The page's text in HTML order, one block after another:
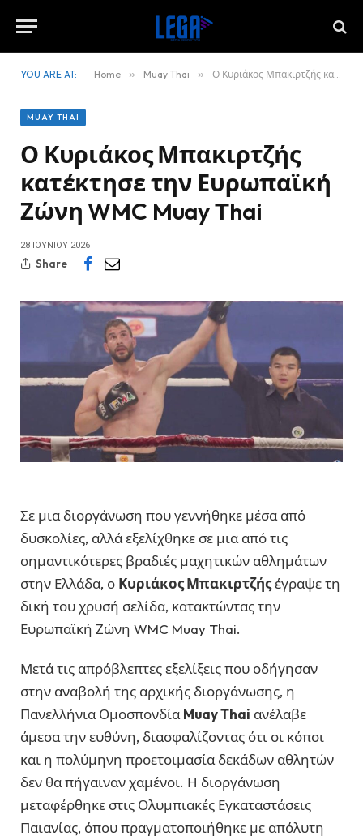
YOU ARE AT: Home » Muay Thai » Ο Κυριάκος Μπακιρτζής κατέκτησε την Ευρωπαϊκή Ζώνη WMC Muay Thai
MUAY THAI
Ο Κυριάκος Μπακιρτζής
κατέκτησε την Ευρωπαϊκή
Ζώνη WMC Muay Thai
28 ΙΟΥΝΊΟΥ 2026
Share
Σε μια διοργάνωση που γεννήθηκε μέσα από
δυσκολίες, αλλά εξελίχθηκε σε μια από τις
σημαντικότερες βραδιές μαχητικών αθλημάτων
στην Ελλάδα, ο Κυριάκος Μπακιρτζήςέγραψε τη
δική του χρυσή σελίδα, κατακτώντας την
Ευρωπαϊκή Ζώνη WMC Muay Thai.
Μετά τις απρόβλεπτες εξελίξεις που οδήγησαν
στην αναβολή της αρχικής διοργάνωσης, η
Πανελλήνια Ομοσπονδία Muay Thai ανέλαβε
άμεσα την ευθύνη, διασφαλίζοντας ότι οι κόποι
και η πολύμηνη προετοιμασία δεκάδων αθλητών
δεν θα πήγαιναν χαμένοι. Η διοργάνωση
μεταφέρθηκε στις Ολυμπιακές Εγκαταστάσεις
Παιανίας, όπου πραγματοποιήθηκε με απόλυτη